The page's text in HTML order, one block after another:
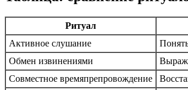
Ритуал
Активное слушание
Обмен извинениями
Совместное времяпрепровождение